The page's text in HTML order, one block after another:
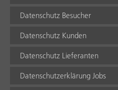
Datenschutz Besucher
Datenschutz Kunden
Datenschutz Lieferanten
Datenschutzerklärung Jobs